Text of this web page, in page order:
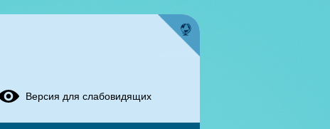
Версия для слабовидящих